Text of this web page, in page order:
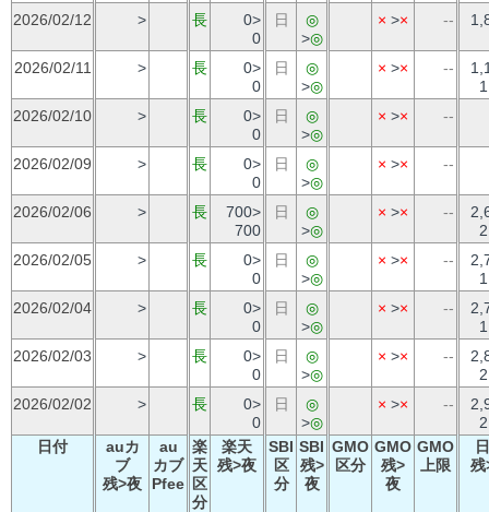
2026/02/12
> 長
0>
0
日
◎
>◎
× >× --
2026/02/11 > 長
0>
0
日
◎
>◎
× >× --
2026/02/10
> 長
0>
0
日
◎
>◎
× >× --
2026/02/09 > 長
0>
0
日
◎
>◎
× >× --
2026/02/06 > 長
700>
700
日
◎
>◎
× >× --
2026/02/05
> 長
0>
0
日
◎
>◎
× >× --
2026/02/04
> 長
0>
0
日
◎
>◎
× >× --
2026/02/03
> 長
0>
0
日
◎
>◎
× >× --
2026/02/02
> 長
0>
0
日
◎
>◎
× >× --
日付
auカ
ブ
残>夜
au
カブ
Pfee
楽
天
区
分
楽天
残>夜
SBI
区
分
SBI
残>
夜
GMO
区分
GMO
残>
夜
GMO
上限
残